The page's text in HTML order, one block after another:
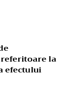
la
efectului